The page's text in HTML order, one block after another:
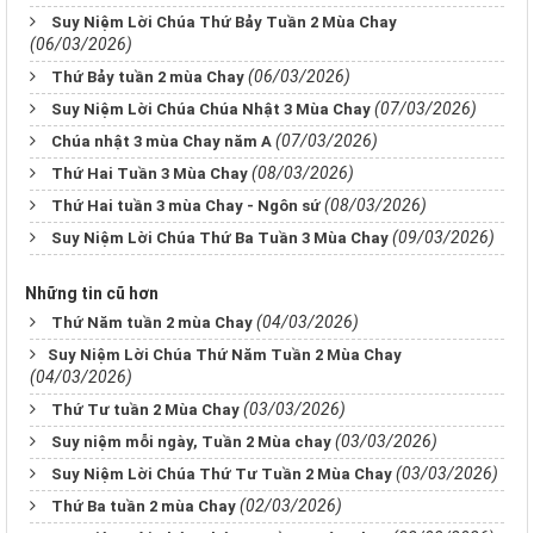
Suy Niệm Lời Chúa Thứ Bảy Tuần 2 Mùa Chay
(06/03/2026)
Thứ Bảy tuần 2 mùa Chay (06/03/2026)
Suy Niệm Lời Chúa Chúa Nhật 3 Mùa Chay (07/03/2026)
Chúa nhật 3 mùa Chay năm A (07/03/2026)
Thứ Hai Tuần 3 Mùa Chay (08/03/2026)
Thứ Hai tuần 3 mùa Chay - Ngôn sứ (08/03/2026)
Suy Niệm Lời Chúa Thứ Ba Tuần 3 Mùa Chay (09/03/2026)
Những tin cũ hơn
Thứ Năm tuần 2 mùa Chay (04/03/2026)
​​​​​​​Suy Niệm Lời Chúa Thứ Năm Tuần 2 Mùa Chay
(04/03/2026)
Thứ Tư tuần 2 Mùa Chay (03/03/2026)
Suy niệm mỗi ngày, Tuần 2 Mùa chay (03/03/2026)
Suy Niệm Lời Chúa Thứ Tư Tuần 2 Mùa Chay (03/03/2026)
Thứ Ba tuần 2 mùa Chay (02/03/2026)